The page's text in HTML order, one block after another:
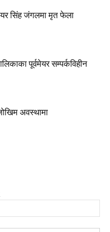
सिंह जंगलमा मृत फेला
पूर्वमेयर सम्पर्कविहीन
अवस्थामा